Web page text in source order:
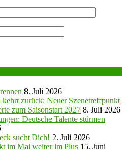
8. Juli 2026
kehrt zurück: Neuer Szenetreffpunkt
zum Saisonstart 2027 8. Juli 2026
Deutsche Talente stürmen
sucht Dich! 2. Juli 2026
im Mai weiter im Plus 15. Juni